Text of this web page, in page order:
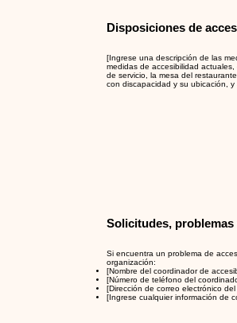
Disposiciones de
[Ingrese una descripción de las
medidas de accesibilidad
de servicio, la mesa del
con discapacidad y su ubicación,
Solicitudes,
Si encuentra un problema de
organización:
[Nombre del coordinador de
[Número de teléfono del
[Dirección de correo electrónico
[Ingrese cualquier información de